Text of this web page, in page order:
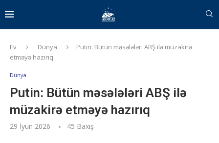
Ev Dünya
Putin: Bütün məsələləri ABŞ ilə müzakirə
etməyə hazırıq
Dünya
Putin: Bütün məsələləri ABŞ ilə
müzakirə etməyə hazırıq
29 İyun 2026 45 Baxış